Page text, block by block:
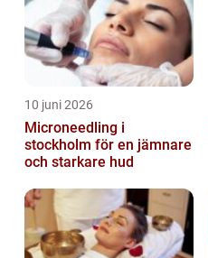
10 juni 2026
Microneedling i
stockholm för en jämnare
och starkare hud